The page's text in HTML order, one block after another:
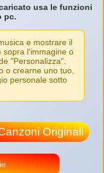
usa le funzioni
pc.
e mostrare il
sopra l'immagine o
"Personalizza".
o crearne uno tuo,
personale sotto
Originali